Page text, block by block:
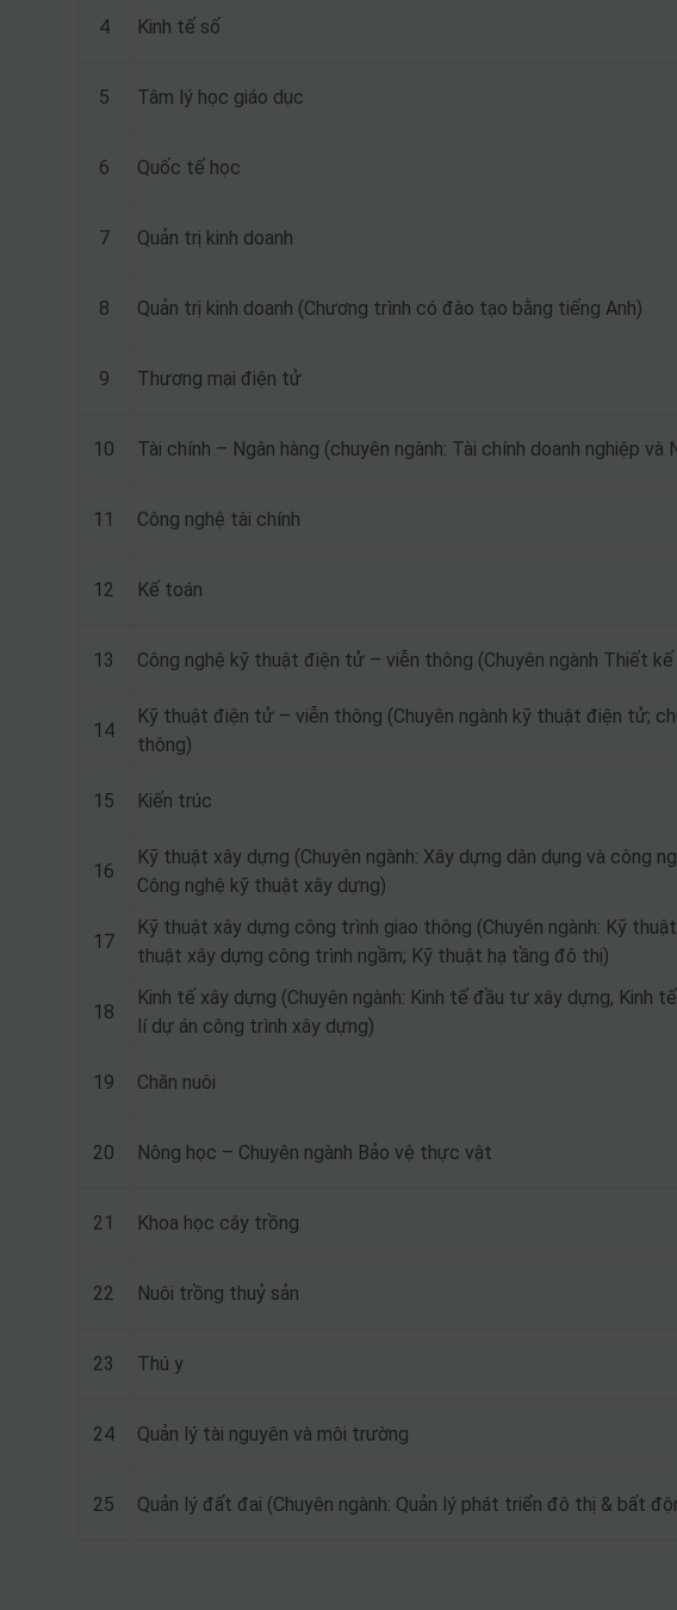
4 Kinh tế số
5 Tâm lý học giáo dục
6 Quốc tế học
7 Quản trị kinh doanh
8 Quản trị kinh doanh (Chương trình có đào tạo bằng tiếng Anh)
9 Thương mại điện tử
10 Tài chính – Ngân hàng (chuyên ngành: Tài chính doanh nghiệp và
11 Công nghệ tài chính
12 Kế toán
13 Công nghệ kỹ thuật điện tử – viễn thông (Chuyên ngành Thiết kế
14
Kỹ thuật điện tử – viễn thông (Chuyên ngành kỹ thuật điện tử;
thông)
15 Kiến trúc
16
Kỹ thuật xây dựng (Chuyên ngành: Xây dựng dân dụng và công
Công nghệ kỹ thuật xây dựng)
17
Kỹ thuật xây dựng công trình giao thông (Chuyên ngành: Kỹ
thuật xây dựng công trình ngầm; Kỹ thuật hạ tầng đô thị)
18
Kinh tế xây dựng (Chuyên ngành: Kinh tế đầu tư xây dựng, Kinh
lí dự án công trình xây dựng)
19 Chăn nuôi
20 Nông học – Chuyên ngành Bảo vệ thực vật
21 Khoa học cây trồng
22 Nuôi trồng thuỷ sản
23 Thú y
24 Quản lý tài nguyên và môi trường
25 Quản lý đất đai (Chuyên ngành: Quản lý phát triển đô thị & bất